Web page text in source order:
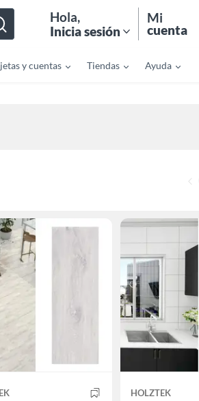
Hola,
Inicia sesión
Mi
cuenta
y cuentas Tiendas Ayuda
HOLZTEK